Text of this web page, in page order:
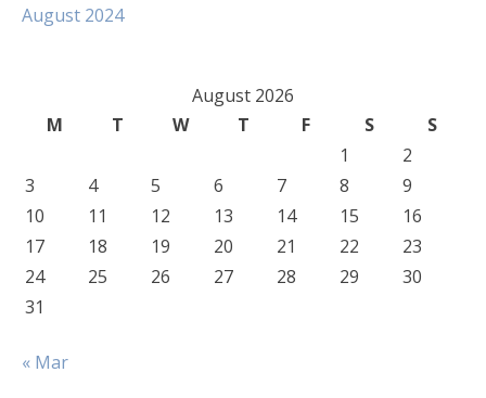
August 2024
August 2026
M
T W T F S
S
1
2
3
4 5 6 7 8
9
10
11 12 13 14 15
16
17
18 19 20 21 22
23
24
25 26 27 28 29
30
31
« Mar